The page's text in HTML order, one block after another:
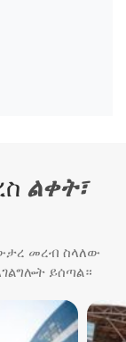
ልቀት፣
መረብ ስላለው
ይሰጣል።